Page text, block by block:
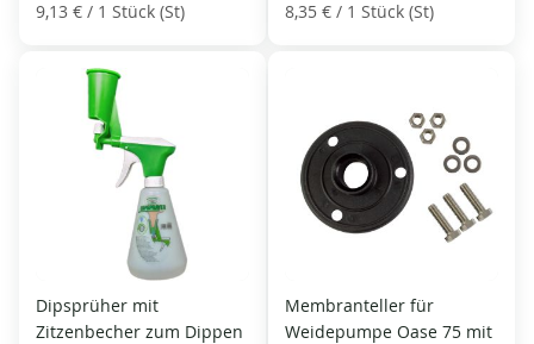
9,13 € / 1 Stück (St) 8,35 € / 1 Stück (St)
Dipsprüher mit
Zitzenbecher zum Dippen
Membranteller für
Weidepumpe Oase 75 mit